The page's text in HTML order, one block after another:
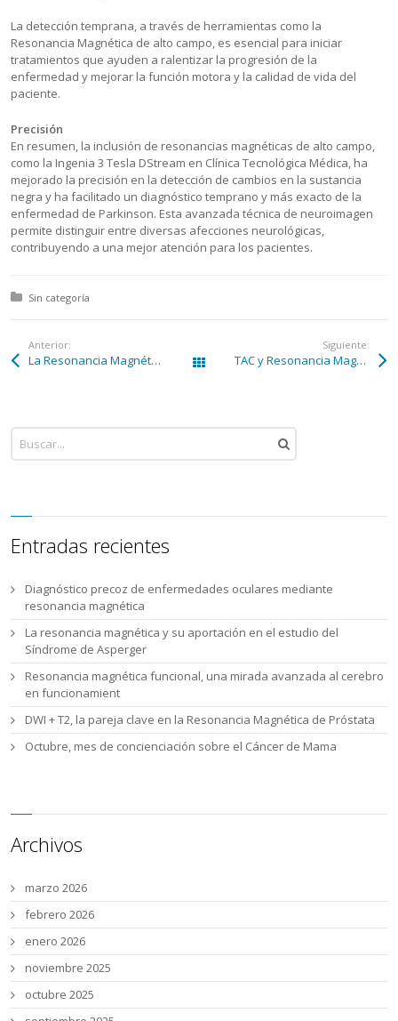
La detección temprana, a través de herramientas como la
Resonancia Magnética de alto campo, es esencial para iniciar
tratamientos que ayuden a ralentizar la progresión de la
enfermedad y mejorar la función motora y la calidad de vida del
paciente.
Precisión
En resumen, la inclusión de resonancias magnéticas de alto campo,
como la Ingenia 3 Tesla DStream en Clínica Tecnológica Médica, ha
mejorado la precisión en la detección de cambios en la sustancia
negra y ha facilitado un diagnóstico temprano y más exacto de la
enfermedad de Parkinson. Esta avanzada técnica de neuroimagen
permite distinguir entre diversas afecciones neurológicas,
contribuyendo a una mejor atención para los pacientes.
Posted in:
Sin categoría
Anterior:
La Resonancia Magnética permite detectar alteraciones en muchas lesiones musculares crónica Todas las entradas
Siguiente:
TAC y Resonancia Magnética de última generación, avances para la evaluación cardíaca y para los pacientes
Entradas recientes
Diagnóstico precoz de enfermedades oculares mediante
resonancia magnética
La resonancia magnética y su aportación en el estudio del
Síndrome de Asperger
Resonancia magnética funcional, una mirada avanzada al cerebro
en funcionamient
DWI + T2, la pareja clave en la Resonancia Magnética de Próstata
Octubre, mes de concienciación sobre el Cáncer de Mama
Archivos
marzo 2026
febrero 2026
enero 2026
noviembre 2025
octubre 2025